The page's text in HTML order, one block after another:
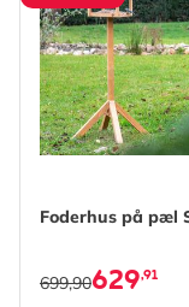
Foderhus på pæl
629,91
699,90